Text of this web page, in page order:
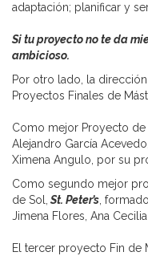
adaptación; planificar y
Si tu proyecto no te da
ambicioso.
Por otro lado, la
Proyectos Finales de
Como mejor Proyecto de
Alejandro García
Ximena Angulo, por su
Como segundo mejor
de Sol, St. Peter’s,
Jimena Flores, Ana
El tercer proyecto Fin de